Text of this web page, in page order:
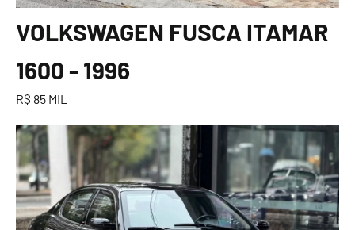
VOLKSWAGEN FUSCA ITAMAR
1600 - 1996
R$ 85 MIL